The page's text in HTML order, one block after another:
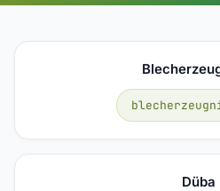
Düba